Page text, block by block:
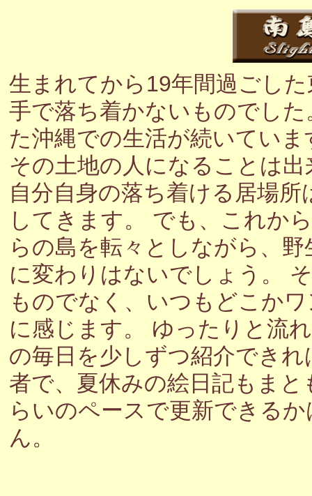
生まれてから19年間過ごし
手で落ち着かないものでし
た沖縄での生活が続いてい
その土地の人になることは
自分自身の落ち着ける居場
してきます。 でも、これか
らの島を転々としながら、
に変わりはないでしょう。
ものでなく、いつもどこか
に感じます。 ゆったりと流
の毎日を少しずつ紹介でき
者で、夏休みの絵日記もま
らいのペースで更新できる
ん。